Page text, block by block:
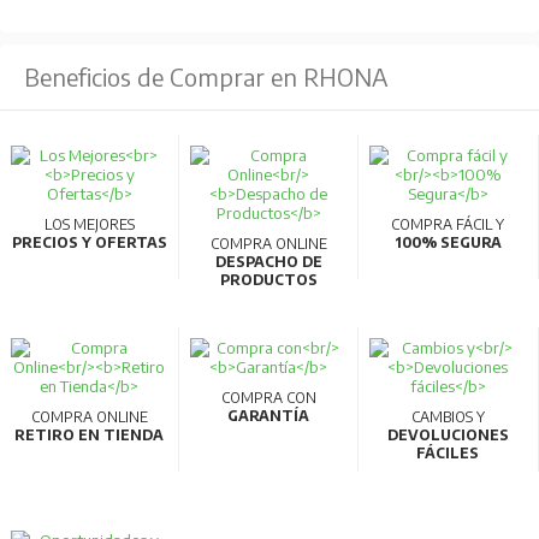
Beneficios de Comprar en RHONA
LOS MEJORES
PRECIOS Y OFERTAS
COMPRA ONLINE
DESPACHO DE
PRODUCTOS
COMPRA FÁCIL Y
100% SEGURA
COMPRA ONLINE
RETIRO EN TIENDA
COMPRA CON
GARANTÍA
CAMBIOS Y
DEVOLUCIONES
FÁCILES